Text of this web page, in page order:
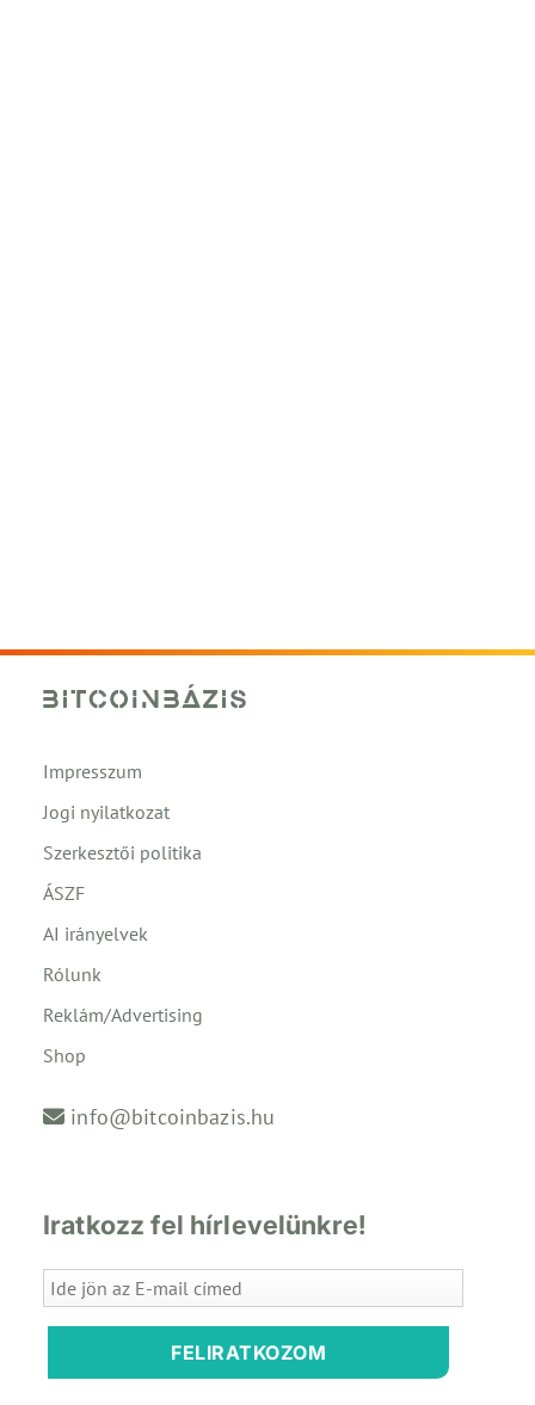
Impresszum
Jogi nyilatkozat
Szerkesztői politika
ÁSZF
AI irányelvek
Rólunk
Reklám/Advertising
Shop
info@bitcoinbazis.hu
Iratkozz fel hírlevelünkre!
FELIRATKOZOM